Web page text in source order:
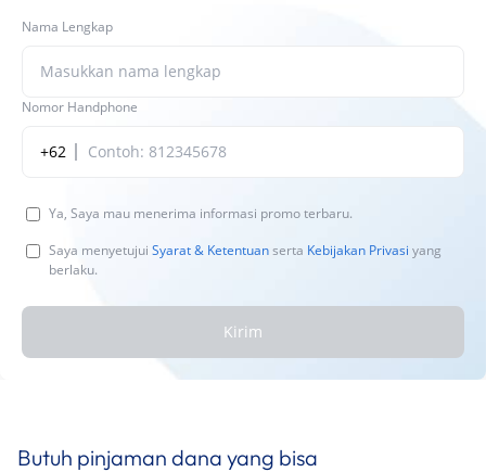
Nama Lengkap
Nomor Handphone
+62
Ya, Saya mau menerima informasi promo terbaru.
Saya menyetujui Syarat & Ketentuanserta Kebijakan Privasi yang
berlaku.
Kirim
Butuh pinjaman dana yang bisa